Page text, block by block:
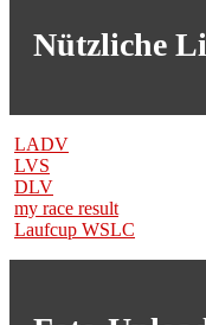
Nützliche
LADV
LVS
DLV
my race result
Laufcup WSLC